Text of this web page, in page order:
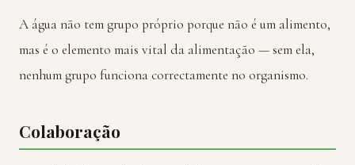
A água não tem grupo próprio porque não é um alimento,
mas é o elemento mais vital da alimentação — sem ela,
nenhum grupo funciona correctamente no organismo.
Colaboração